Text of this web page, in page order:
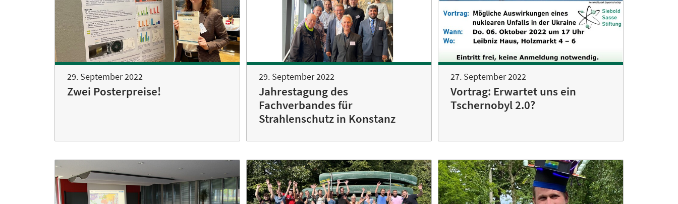
29. September 2022
Zwei Posterpreise!
29. September 2022
Jahrestagung des
Fachverbandes für
Strahlenschutz in Konstanz
27. September 2022
Vortrag: Erwartet uns ein
Tschernobyl 2.0?